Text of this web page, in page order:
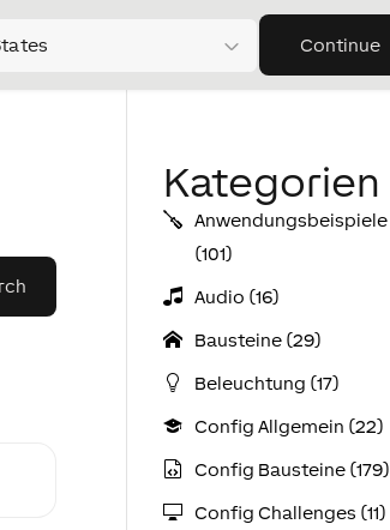
Continue
Kategorien
Anwendungs­­­beispiele
(101)
Audio (16)
Bausteine (29)
Beleuchtung (17)
Config Allgemein (22)
Config Bausteine (179)
Config Challenges (11)